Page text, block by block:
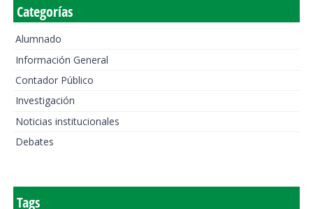
Categorías
Alumnado
Información General
Contador Público
Investigación
Noticias institucionales
Debates
Tags